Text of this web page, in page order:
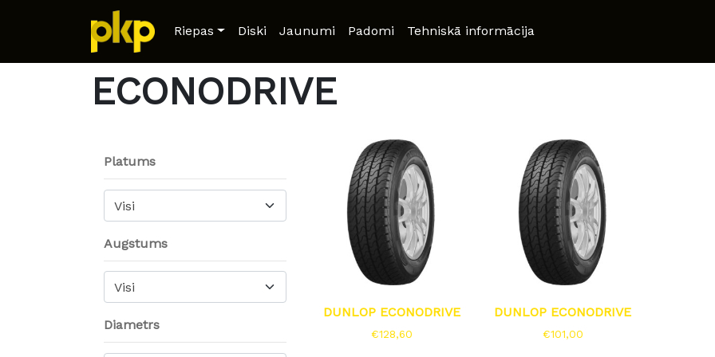
Riepas Diski Jaunumi Padomi Tehniskā informācija
Home/ Product Model / ECONODRIVE
ECONODRIVE
DUNLOP ECONODRIVE
€128,60
DUNLOP ECONODRIVE
€101,00
Platums
Visi
Augstums
Visi
Diametrs